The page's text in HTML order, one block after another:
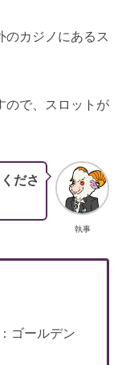
のカジノにあるス
ので、スロットが
執事
ださ
ゴールデン